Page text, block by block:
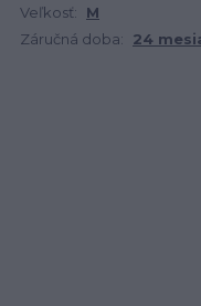
Veľkosť:
M
Záručná doba:
24